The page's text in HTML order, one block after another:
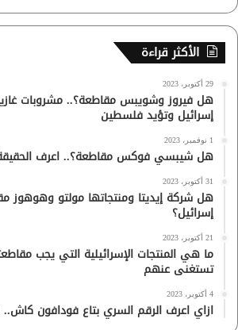
الأكثر قراءة
29 أكتوبر، 2023
هل فيروز وشويبس مقاطعة؟.. مشروبات
إسرائيل وتؤيد فلسطين
1 نوفمبر، 2023
هل شيبسي فوكس مقاطعة؟.. اعرف
31 أكتوبر، 2023
هل شركة إيديتا ومنتجاتها مولتو وهوهوز
إسرائيل؟
21 أكتوبر، 2023
تستغنى عنهم
4 أكتوبر، 2023
ازاي اعرف الرقم السري بتاع فودافون